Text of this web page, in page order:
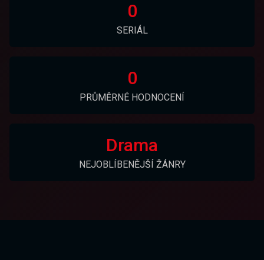
0
SERIÁL
0
PRŮMĚRNÉ HODNOCENÍ
Drama
NEJOBLÍBENĚJŠÍ ŽÁNRY